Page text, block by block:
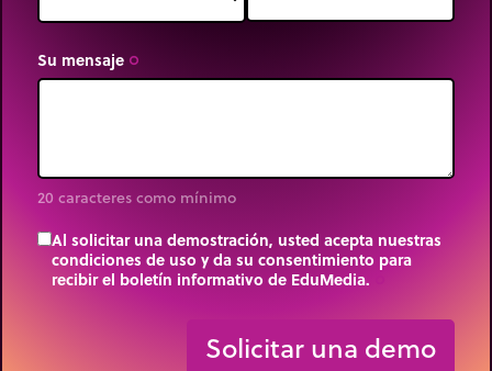
Su mensaje trip_origin
20 caracteres como mínimo
Al solicitar una demostración, usted acepta nuestras
condiciones de uso y da su consentimiento para
recibir el boletín informativo de EduMedia.
Solicitar una demo